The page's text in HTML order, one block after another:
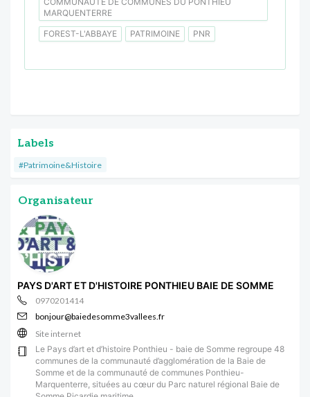
MARQUENTERRE
FOREST-L'ABBAYE
PATRIMOINE PNR
Labels
#Patrimoine&Histoire
Organisateur
PAYS D'ART ET D'HISTOIRE PONTHIEU BAIE DE SOMME
0970201414
bonjour@baiedesomme3vallees.fr
Site internet
Le Pays d’art et d’histoire Ponthieu - baie de Somme regroupe 48
communes de la communauté d’agglomération de la Baie de
Somme et de la communauté de communes Ponthieu-
Marquenterre, situées au cœur du Parc naturel régional Baie de